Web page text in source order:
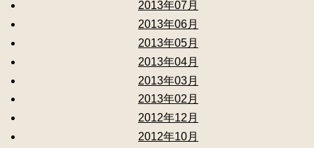
2013年07月
2013年06月
2013年05月
2013年04月
2013年03月
2013年02月
2012年12月
2012年10月